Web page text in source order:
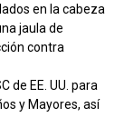
en la cabeza
jaula de
contra
de EE. UU. para
y Mayores, así